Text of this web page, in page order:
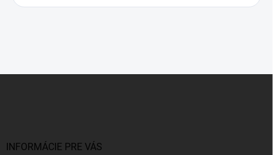
INFORMÁCIE PRE VÁS